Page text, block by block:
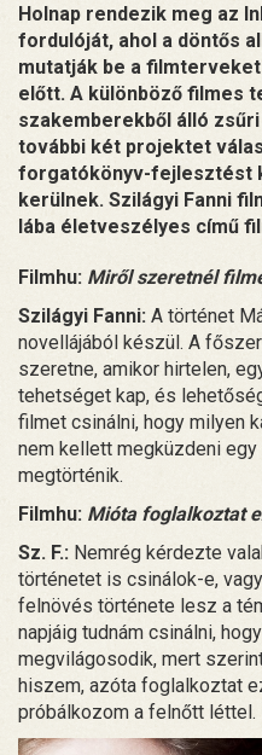
Holnap rendezik meg az
fordulóját, ahol a döntős
mutatják be a
előtt. A különböző filmes
szakemberekből álló
további két projektet
forgatókönyv-fejlesztést
kerülnek. Szilágyi Fanni
lába életveszélyes című
Filmhu: Miről szeretnél
Szilágyi Fanni: A történet
novellájából készül. A
szeretne, amikor hirtelen,
tehetséget kap, és
filmet csinálni, hogy milyen
nem kellett megküzdeni
megtörténik.
Filmhu: Mióta foglalkoztat
Sz. F.: Nemrég kérdezte
történetet is csinálok-e,
felnövés története lesz a
napjáig tudnám csinálni,
megvilágosodik, mert
hiszem, azóta foglalkoztat
próbálkozom a felnőtt léttel.